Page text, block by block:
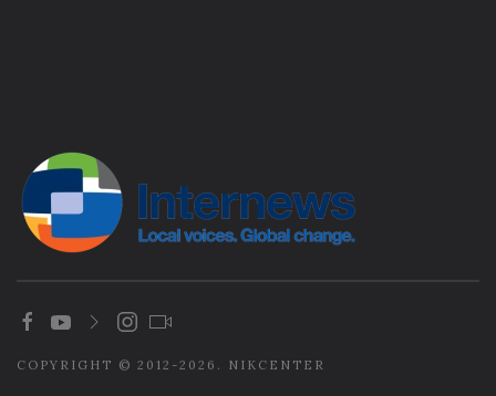
COPYRIGHT © 2012-2026. NIKCENTER